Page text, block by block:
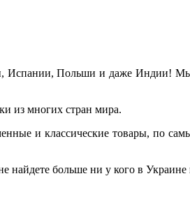
Польши и даже Индии! Мы
из многих стран мира.
и классические товары, по
больше ни у кого в